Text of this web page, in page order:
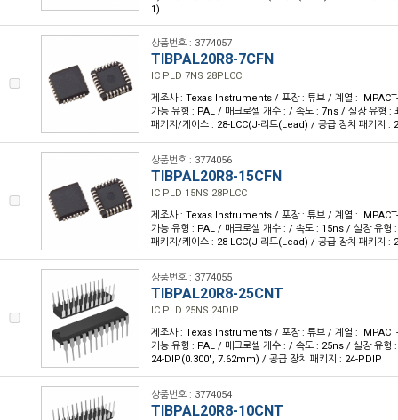
1)
상품번호 : 3774057
TIBPAL20R8-7CFN
IC PLD 7NS 28PLCC
제조사 : Texas Instruments / 포장 : 튜브 / 계열 :
가능 유형 : PAL / 매크로셀 개수 : / 속도 : 7ns / 실장 유형 :
패키지/케이스 : 28-LCC(J-리드(Lead) / 공급 장치 패키지 :
상품번호 : 3774056
TIBPAL20R8-15CFN
IC PLD 15NS 28PLCC
제조사 : Texas Instruments / 포장 : 튜브 / 계열 :
가능 유형 : PAL / 매크로셀 개수 : / 속도 : 15ns / 실장 유형
패키지/케이스 : 28-LCC(J-리드(Lead) / 공급 장치 패키지 :
상품번호 : 3774055
TIBPAL20R8-25CNT
IC PLD 25NS 24DIP
제조사 : Texas Instruments / 포장 : 튜브 / 계열 :
가능 유형 : PAL / 매크로셀 개수 : / 속도 : 25ns / 실장 유형
24-DIP(0.300", 7.62mm) / 공급 장치 패키지 : 24-PDIP
상품번호 : 3774054
TIBPAL20R8-10CNT